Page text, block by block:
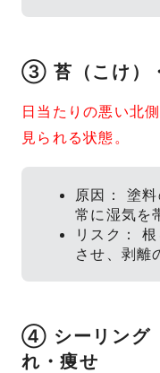
③ 苔（こけ）
日当たりの悪い北
見られる状態。
原因： 塗
常に湿気を
リスク：
させ、剥離
④ シーリング
れ・痩せ